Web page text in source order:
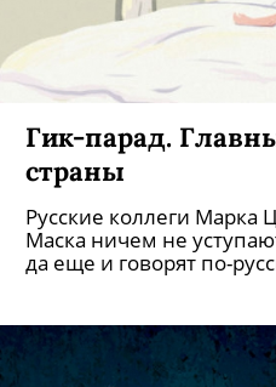
Петербургские
Журавлева
«Невеста из
менее раскрученный,
«Газпром». Первым
выступил Петр I:
сразу отправил в него
замуж за голштинского